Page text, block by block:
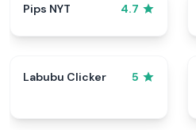
Pips NYT 4.7
Labubu Clicker 5